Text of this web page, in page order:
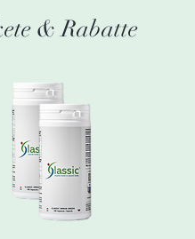
& Rabatte